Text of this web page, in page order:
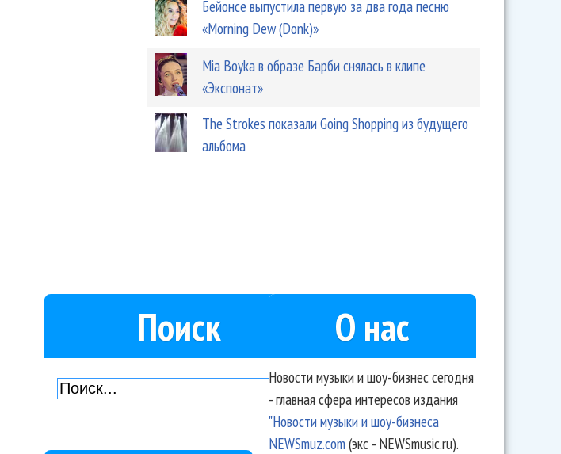
Бейонсе выпустила первую за два года песню
«Morning Dew (Donk)»
Mia Boyka в образе Барби снялась в клипе
«Экспонат»
The Strokes показали Going Shopping из будущего
альбома
Поиск О нас
Новости музыки и шоу-бизнес сегодня
- главная сфера интересов издания
"Новости музыки и шоу-бизнеса
NEWSmuz.com(экс - NEWSmusic.ru).